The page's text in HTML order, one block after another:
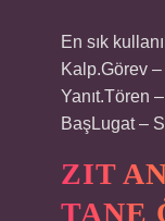
En sık
Kalp.Görev –
Yanıt.Tören
BaşLugat –
ZIT
TANE